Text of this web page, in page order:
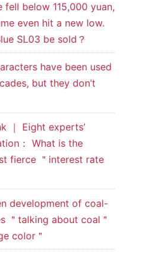
fell below 115,000 yuan,
even hit a new low.
SL03 be sold？
have been used
but they don’t
｜ Eight experts’
： What is the
fierce ＂interest rate
development of coal-
＂talking about coal＂
color＂